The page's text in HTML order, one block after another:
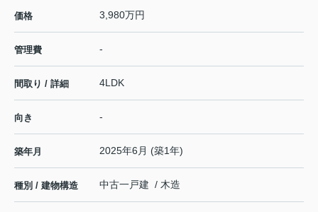
価格 3,980万円
管理費 -
間取り / 詳細 4LDK
向き -
築年月 2025年6月 (築1年)
種別 / 建物構造 中古一戸建 / 木造